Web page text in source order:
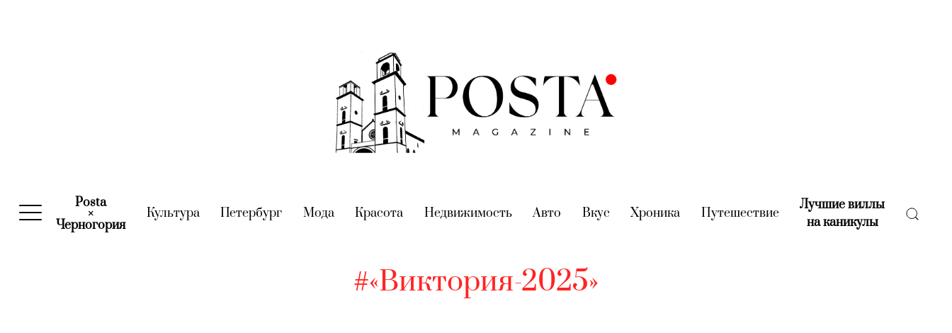
Posta
×
Черногория(current)
Культура(current)
Петербург (current)
Мода(current)
Красота (current)
Недвижимость(current)
Авто (current)
Вкус (current)
Хроника (current)
Путешествие(current)
Лучшие виллы
на каникулы(current)
#«Виктория-2025»